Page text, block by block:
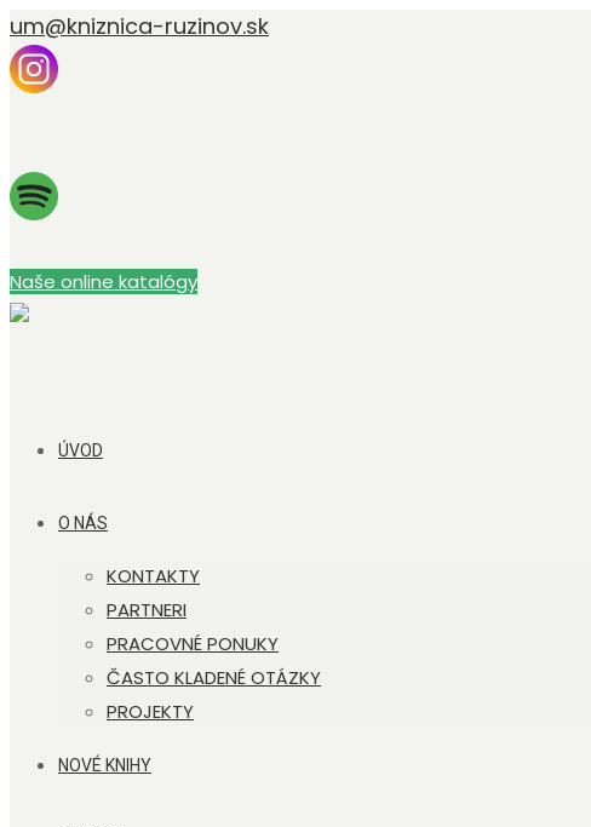
um@kniznica-ruzinov.sk
Naše online katalógy
ÚVOD
O NÁS
KONTAKTY
PARTNERI
PRACOVNÉ PONUKY
ČASTO KLADENÉ OTÁZKY
PROJEKTY
NOVÉ KNIHY